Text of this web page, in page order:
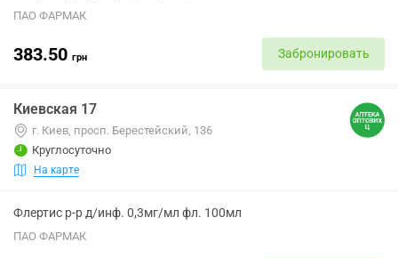
ПАО ФАРМАК
383.50 грн Забронировать
Киевская 17
г. Киев, просп. Берестейский, 136
Круглосуточно
На карте
Флертис р-р д/инф. 0,3мг/мл фл. 100мл
ПАО ФАРМАК